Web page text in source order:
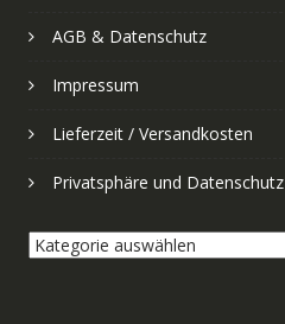
AGB & Datenschutz
Impressum
Lieferzeit / Versandkosten
Privatsphäre und Datenschutz
Kategorie